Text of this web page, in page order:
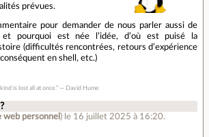
prévues.
pour demander de nous parler aussi de
et pourquoi est née l’idée, d’où est puisé la
(difficultés rencontrées, retours d’expérience
en shell, etc.)
is lost all at once.” ― David Hume
web personnel ) le 16 juillet 2025 à 16:20.